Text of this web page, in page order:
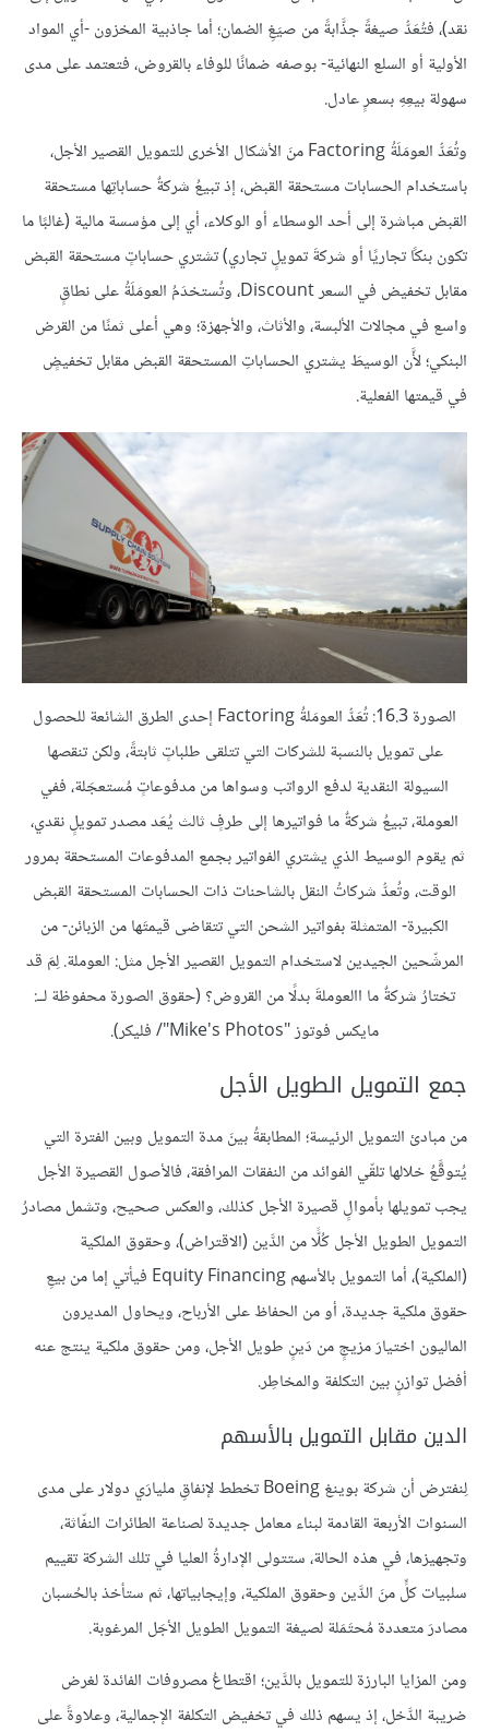
نقد)، فتُعَدُّ صيغةً جذَّابةً من صيَغِ الضمان؛ أما جاذبية المخزون -أي المواد
الأولية أو السلع النهائية- بوصفه ضمانًا للوفاء بالقروض، فتعتمد على مدى
سهولة بيعِهِ بسعرٍ عادل.
وتُعَدُّ العومَلَةُ Factoring منَ الأشكال الأخرى للتمويل القصير الأجل،
باستخدام الحسابات مستحقة القبض، إذ تبيعُ شركةٌ حساباتِها مستحقة
القبض مباشرة إلى أحد الوسطاء أو الوكلاء، أي إلى مؤسسة مالية (غالبًا ما
تكون بنكًا تجاريًا أو شركةَ تمويلٍ تجاري) تشتري حساباتٍ مستحقة القبض
مقابل تخفيض في السعر Discount، وتُستخدَمُ العومَلَةُ على نطاقٍ
واسع في مجالات الألبسة، والأثاث، والأجهزة؛ وهي أعلى ثمنًا من القرض
البنكي؛ لأَّن الوسيطَ يشتري الحساباتِ المستحقة القبض مقابل تخفيضٍ
في قيمتها الفعلية.
الصورة 16.3: تُعَدُّ العومَلةُ Factoring إحدى الطرق الشائعة للحصول
على تمويل بالنسبة للشركات التي تتلقى طلباتٍ ثابتةً، ولكن تنقصها
السيولة النقدية لدفع الرواتب وسواها من مدفوعاتٍ مُستعجَلة، ففي
العوملة، تبيعُ شركةٌ ما فواتيرها إلى طرفٍ ثالث يُعَد مصدر تمويلٍ نقدي،
ثم يقوم الوسيط الذي يشتري الفواتير بجمع المدفوعات المستحقة بمرور
الوقت، وتُعدُّ شركاتُ النقل بالشاحنات ذات الحسابات المستحقة القبض
الكبيرة- المتمثلة بفواتير الشحن التي تتقاضى قيمتَها من الزبائن- من
المرشّحين الجيدين لاستخدام التمويل القصير الأجل مثل: العوملة. لِمَ قد
تختارُ شركةٌ ما االعوملةَ بدلًا من القروض؟ (حقوق الصورة محفوظة لــ:
مايكس فوتوز "Mike's Photos"/ فليكر).
جمع التمويل الطويل الأجل
من مبادئ التمويل الرئيسة؛ المطابقةُ بينَ مدة التمويل وبين الفترة التي
يُتوقَّعُ خلالها تلقّي الفوائد من النفقات المرافقة، فالأصول القصيرة الأجل
يجب تمويلها بأموالٍ قصيرة الأجل كذلك، والعكس صحيح، وتشمل مصادرُ
التمويل الطويل الأجل كُلًّا من الدَّين (الاقتراض)، وحقوق الملكية
(الملكية)، أما التمويل بالأسهم Equity Financing فيأتي إما من بيعِ
حقوق ملكية جديدة، أو من الحفاظ على الأرباح، ويحاول المديرون
الماليون اختيارَ مزيجٍ من دَينٍ طويل الأجل، ومن حقوق ملكية ينتج عنه
أفضل توازنٍ بين التكلفة والمخاطِر.
الدين مقابل التمويل بالأسهم
لِنفترض أن شركة بوينغ Boeing تخطط لإنفاقِ مليارَي دولار على مدى
السنوات الأربعة القادمة لبناء معامل جديدة لصناعة الطائرات النفّاثة،
وتجهيزها، في هذه الحالة، ستتولى الإدارةُ العليا في تلك الشركة تقييم
سلبيات كلٍّ منَ الدَّين وحقوق الملكية، وإيجابياتها، ثم ستأخذ بالحُسبان
مصادرَ متعددة مُحتَمَلة لصيغة التمويل الطويل الأجَل المرغوبة.
ومن المزايا البارزة للتمويل بالدَّين؛ اقتطاعُ مصروفات الفائدة لغرض
ضريبة الدَّخل، إذ يسهم ذلك في تخفيض التكلفة الإجمالية، وعلاوةً على